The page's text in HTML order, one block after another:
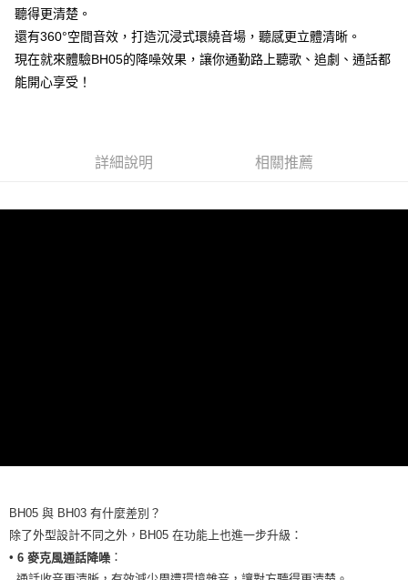
恩沛科技股份有限公司將有權停止該用戶之使用額度並採取法律行動。
聽得更清楚。
還有360°空間音效，打造沉浸式環繞音場，聽感更立體清晰。
現在就來體驗BH05的降噪效果，讓你通勤路上聽歌、追劇、通話都
能開心享受！
詳細說明 相關推薦
BH05 與 BH03 有什麼差別？
除了外型設計不同之外，BH05 在功能上也進一步升級：
• 6 麥克風通話降噪 ：